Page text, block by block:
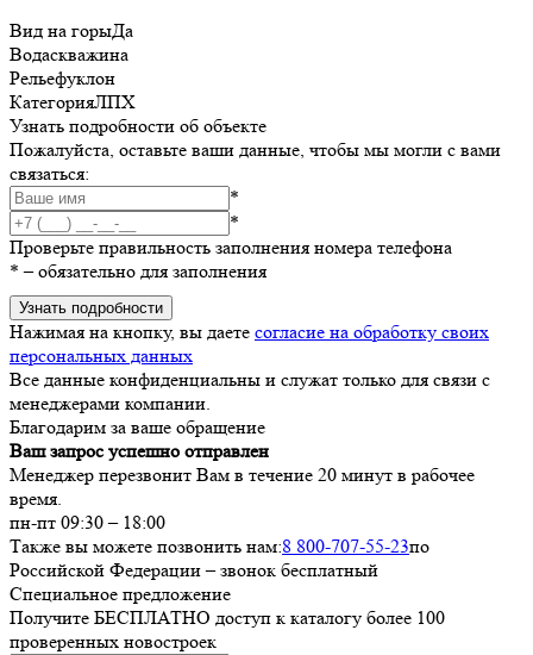
Вид на горыДа
Водаскважина
Рельефуклон
КатегорияЛПХ
Узнать подробности об объекте
Пожалуйста, оставьте ваши данные, чтобы мы могли с вами
связаться:
*
*
Проверьте правильность заполнения номера телефона
* – обязательно для заполнения
Узнать подробности
Нажимая на кнопку, вы даете согласие на обработку своих
персональных данных
Все данные конфиденциальны и служат только для связи с
менеджерами компании.
Благодарим за ваше обращение
Ваш запрос успешно отправлен
Менеджер перезвонит Вам в течение 20 минут в рабочее
время.
пн-пт 09:30 – 18:00
Также вы можете позвонить нам:8 800-707-55-23по
Российской Федерации – звонок бесплатный
Специальное предложение
Получите БЕСПЛАТНО доступ к каталогу более 100
проверенных новостроек